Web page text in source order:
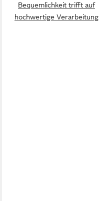
Bequemlichkeit trifft auf
hochwertige Verarbeitung